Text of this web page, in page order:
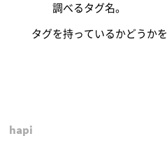
調べるタグ名。
タグを持っているかどうかを
hapi